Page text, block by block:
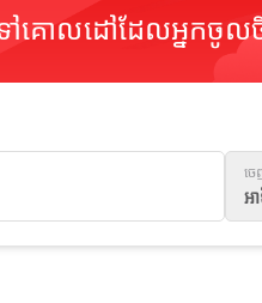
គោលដៅដែលអ្នកចូលចិ
ច
អ